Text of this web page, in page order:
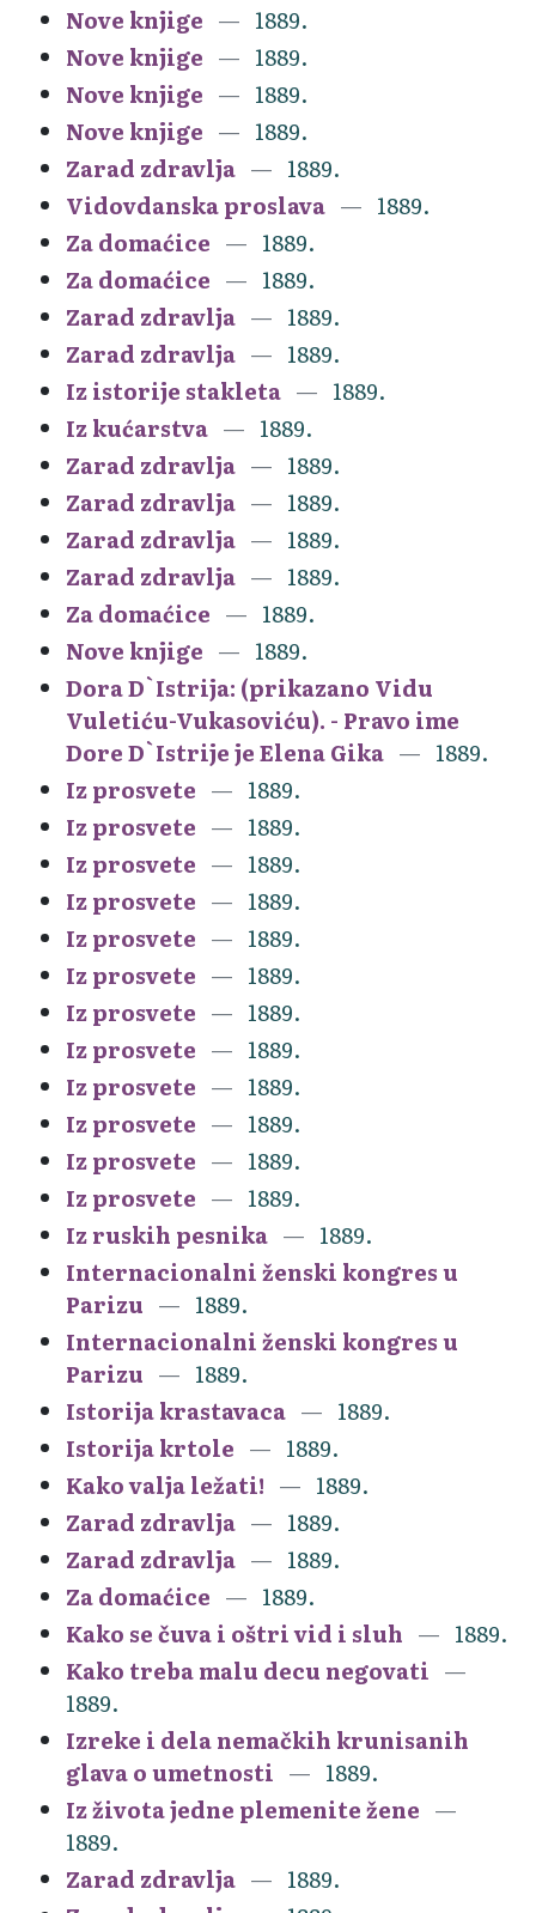
Nove knjige
1889.
Nove knjige
1889.
Nove knjige
1889.
Nove knjige
1889.
Zarad zdravlja
1889.
Vidovdanska proslava
1889.
Za domaćice
1889.
Za domaćice
1889.
Zarad zdravlja
1889.
Zarad zdravlja
1889.
Iz istorije stakleta
1889.
Iz kućarstva
1889.
Zarad zdravlja
1889.
Zarad zdravlja
1889.
Zarad zdravlja
1889.
Zarad zdravlja
1889.
Za domaćice
1889.
Nove knjige
1889.
Dora D`Istrija: (prikazano Vidu
Vuletiću-Vukasoviću). - Pravo ime
Dore D`Istrije je Elena Gika
1889.
Iz prosvete
1889.
Iz prosvete
1889.
Iz prosvete
1889.
Iz prosvete
1889.
Iz prosvete
1889.
Iz prosvete
1889.
Iz prosvete
1889.
Iz prosvete
1889.
Iz prosvete
1889.
Iz prosvete
1889.
Iz prosvete
1889.
Iz prosvete
1889.
Iz ruskih pesnika
1889.
Internacionalni ženski kongres u
Parizu
1889.
Internacionalni ženski kongres u
Parizu
1889.
Istorija krastavaca
1889.
Istorija krtole
1889.
Kako valja ležati!
1889.
Zarad zdravlja
1889.
Zarad zdravlja
1889.
Za domaćice
1889.
Kako se čuva i oštri vid i sluh
1889.
Kako treba malu decu negovati
1889.
Izreke i dela nemačkih krunisanih
glava o umetnosti
1889.
Iz života jedne plemenite žene
1889.
Zarad zdravlja
1889.